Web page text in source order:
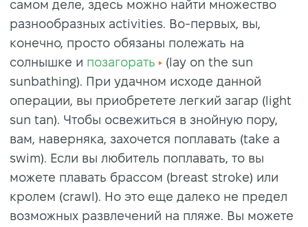
самом деле, здесь можно найти множество
разнообразных activities. Во-первых, вы,
конечно, просто обязаны полежать на
солнышке и позагорать
(lay on the sun
sunbathing). При удачном исходе данной
операции, вы приобретете легкий загар (light
sun tan). Чтобы освежиться в знойную пору,
вам, наверняка, захочется поплавать (take a
swim). Если вы любитель поплавать, то вы
можете плавать брассом (breast stroke) или
кролем (crawl). Но это еще далеко не предел
возможных развлечений на пляже. Вы можете